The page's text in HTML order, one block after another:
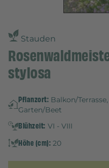
Stauden
stylosa
Pflanzort: Balkon/Terrasse,
Garten/Beet
Blühzeit: VI - VIII
Höhe (cm): 20